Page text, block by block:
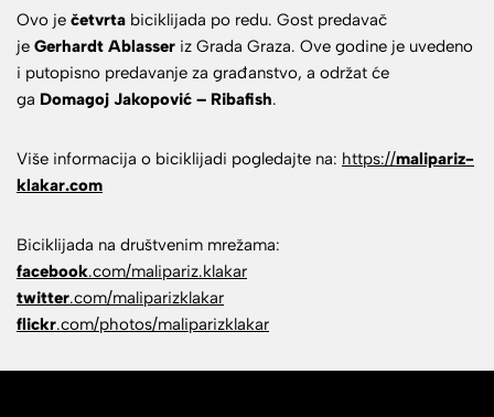
Ovo je četvrta biciklijada po redu. Gost predavač
je Gerhardt Ablasser iz Grada Graza. Ove godine je uvedeno
i putopisno predavanje za građanstvo, a održat će
ga Domagoj Jakopović – Ribafish.
Više informacija o biciklijadi pogledajte na: https://malipariz-
klakar.com
Biciklijada na društvenim mrežama:
facebook.com/malipariz.klakar
twitter.com/maliparizklakar
flickr.com/photos/maliparizklakar